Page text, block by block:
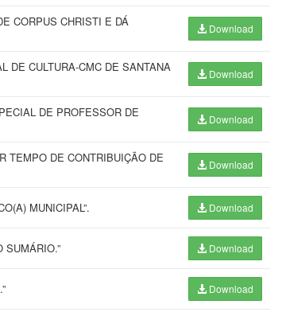
CORPUS CHRISTI E DÁ
Download
DE CULTURA-CMC DE SANTANA
Download
DE PROFESSOR DE
Download
TEMPO DE CONTRIBUIÇÃO DE
Download
MUNICIPAL”. Download
SUMÁRIO.” Download
Download